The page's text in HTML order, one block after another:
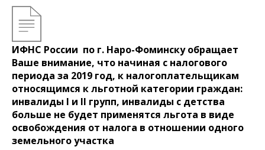
ИФНС России по г. Наро-Фоминску обращает
Ваше внимание, что начиная с налогового
периода за 2019 год, к налогоплательщикам
относящимся к льготной категории граждан:
инвалиды I и II групп, инвалиды с детства
больше не будет применятся льгота в виде
освобождения от налога в отношении одного
земельного участка